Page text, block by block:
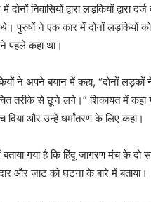
में दोनों निवासियों द्वारा लड़कियों
पुरुषों ने एक कार में दोनों लड़कियों
पहले कहा था।
ने अपने बयान में कहा, “दोनों
तरीके से छूने लगे।” शिकायत में कहा
दिया और उन्हें धर्मांतरण के लिए कहा।
गया है कि हिंदू जागरण मंच के दो
और जाट को घटना के बारे में बताया।